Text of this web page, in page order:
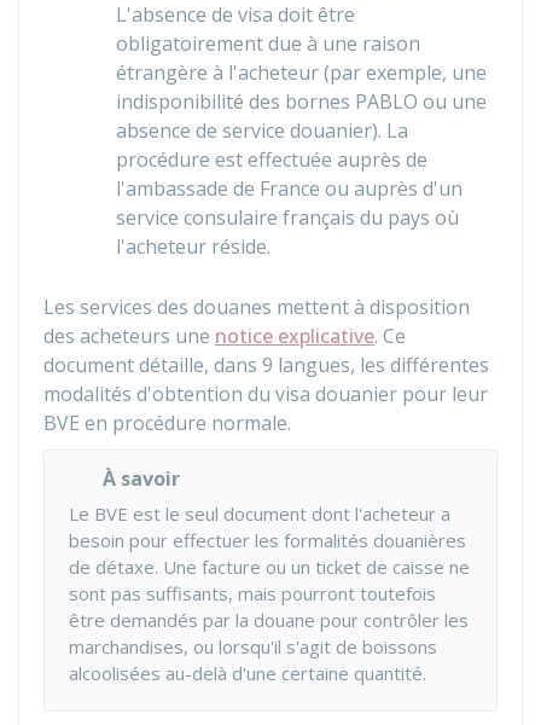
L'absence de visa doit être
obligatoirement due à une raison
étrangère à l'acheteur (par exemple, une
indisponibilité des bornes PABLO ou une
absence de service douanier). La
procédure est effectuée auprès de
l'ambassade de France ou auprès d'un
service consulaire français du pays où
l'acheteur réside.
Les services des douanes mettent à disposition
des acheteurs une notice explicative. Ce
document détaille, dans 9 langues, les différentes
modalités d'obtention du visa douanier pour leur
BVE en procédure normale.
À savoir
Le BVE est le seul document dont l'acheteur a
besoin pour effectuer les formalités douanières
de détaxe. Une facture ou un ticket de caisse ne
sont pas suffisants, mais pourront toutefois
être demandés par la douane pour contrôler les
marchandises, ou lorsqu'il s'agit de boissons
alcoolisées au-delà d'une certaine quantité.